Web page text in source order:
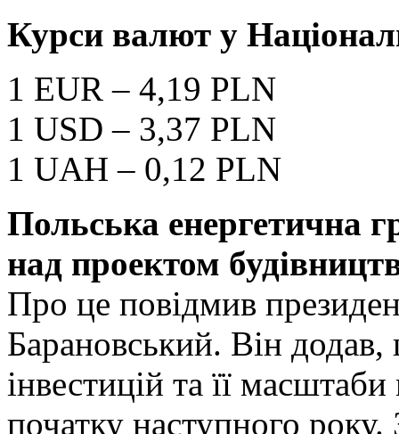
Курси валют у
1 EUR – 4,19 PLN
1 USD – 3,37 PLN
1 UAH – 0,12 PLN
Польська енергетична
над проектом
Про це повідмив
Барановський. Він
інвестицій та її
початку наступного